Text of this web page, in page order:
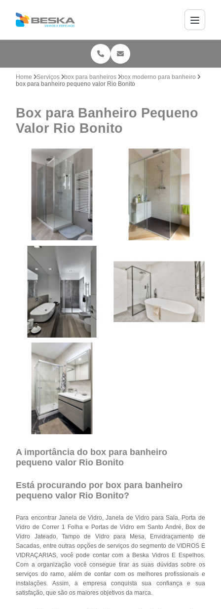
Home Serviços box para banheiros
box moderno para banheiro
box para banheiro pequeno valor Rio Bonito
Box para Banheiro Pequeno
Valor Rio Bonito
A importância do box para banheiro
pequeno valor Rio Bonito
Está procurando por box para banheiro
pequeno valor Rio Bonito?
Para encontrar Janela de Vidro, Janela de Vidro para Sala, Porta de
Vidro de Correr 1 Folha e Portas de Vidro em Santo André, Box de
Vidro Jateado, Tampo de Vidro para Mesa, Envidraçamento de
Sacadas, entre outras opções de serviços do segmento de VIDROS E
VIDRAÇARIAS, você pode contar com a Beska Vidros E Espelhos.
Com a organização você consegue tirar as suas dúvidas sobre os
serviços do ramo, além de contar com os melhores profissionais e
instalações. Assim, a empresa conquista sua confiança e sua
satisfação, que são os maiores objetivos da marca.